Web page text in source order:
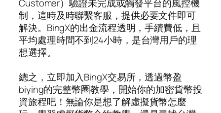
Customer）驗證未完成或觸發平台的風控機
制，這時及時聯繫客服，提供必要文件即可
解決。BingX的出金流程透明，手續費低，且
平均處理時間不到24小時，是台灣用戶的理
想選擇。
總之，立即加入BingX交易所，透過幣盈
biying的完整幣圈教學，開始你的加密貨幣投
資旅程吧！無論你是想了解虛擬貨幣怎麼